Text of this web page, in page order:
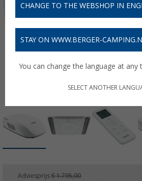
Adviesprijs € 1.795,00
CHANGE TO THE WEBSHOP IN
STAY ON WWW.BERGER-
You can change the language at any
SELECT ANOTHER